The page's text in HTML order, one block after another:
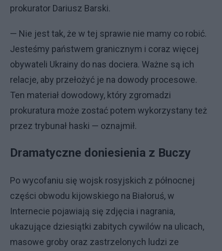
prokurator Dariusz Barski.
— Nie jest tak, że w tej sprawie nie mamy co robić.
Jesteśmy państwem granicznym i coraz więcej
obywateli Ukrainy do nas dociera. Ważne są ich
relacje, aby przełożyć je na dowody procesowe.
Ten materiał dowodowy, który zgromadzi
prokuratura może zostać potem wykorzystany też
przez trybunał haski — oznajmił.
Dramatyczne doniesienia z Buczy
Po wycofaniu się wojsk rosyjskich z północnej
części obwodu kijowskiego na Białoruś, w
Internecie pojawiają się zdjęcia i nagrania,
ukazujące dziesiątki zabitych cywilów na ulicach,
masowe groby oraz zastrzelonych ludzi ze